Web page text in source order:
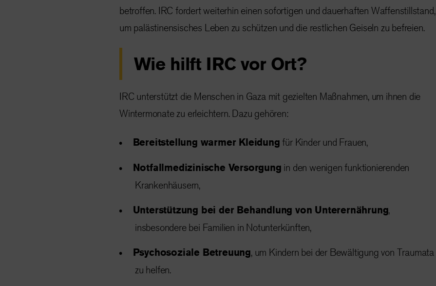
betroffen. IRC fordert weiterhin einen sofortigen und dauerhaften Waffenstillstand,
um palästinensisches Leben zu schützen und die restlichen Geiseln zu befreien.
Wie hilft IRC vor Ort?
IRC unterstützt die Menschen in Gaza mit gezielten Maßnahmen, um ihnen die
Wintermonate zu erleichtern. Dazu gehören:
Bereitstellung warmer Kleidung für Kinder und Frauen,
Notfallmedizinische Versorgung in den wenigen funktionierenden
Krankenhäusern,
Unterstützung bei der Behandlung von Unterernährung,
insbesondere bei Familien in Notunterkünften,
Psychosoziale Betreuung, um Kindern bei der Bewältigung von Traumata
zu helfen.